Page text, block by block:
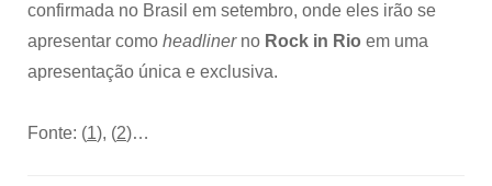
confirmada no Brasil em setembro, onde eles irão se
apresentar como headliner no Rock in Rio em uma
apresentação única e exclusiva.
Fonte: (1), (2)…